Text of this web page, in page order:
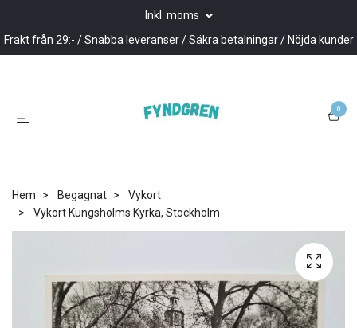
Inkl. moms
Frakt från 29:- / Snabba leveranser / Säkra betalningar / Nöjda kunder
0
Hem Begagnat
Vykort
Vykort Kungsholms Kyrka, Stockholm